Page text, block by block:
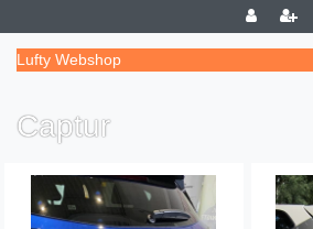
Lufty Webshop
Captur